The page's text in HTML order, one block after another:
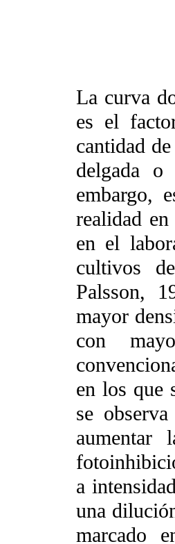
La curva
es el
cantidad
delgada
embargo,
realidad
en el
cultivos
Palsson,
mayor
con
en los que
se
a
una
marcado